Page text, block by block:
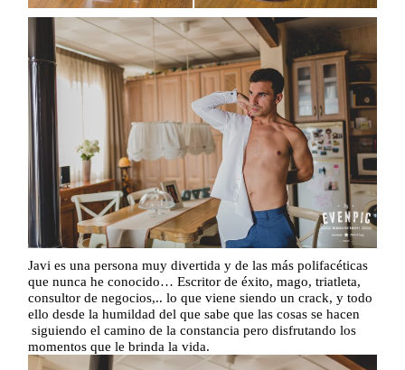
Javi es una persona muy divertida y de las más polifacéticas
que nunca he conocido… Escritor de éxito, mago, triatleta,
consultor de negocios,.. lo que viene siendo un crack, y todo
ello desde la humildad del que sabe que las cosas se hacen
siguiendo el camino de la constancia pero disfrutando los
momentos que le brinda la vida.